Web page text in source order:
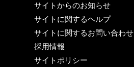
サイトからのお知らせ
サイトに関するヘルプ
サイトに関するお問い合わせ
採用情報
サイトポリシー